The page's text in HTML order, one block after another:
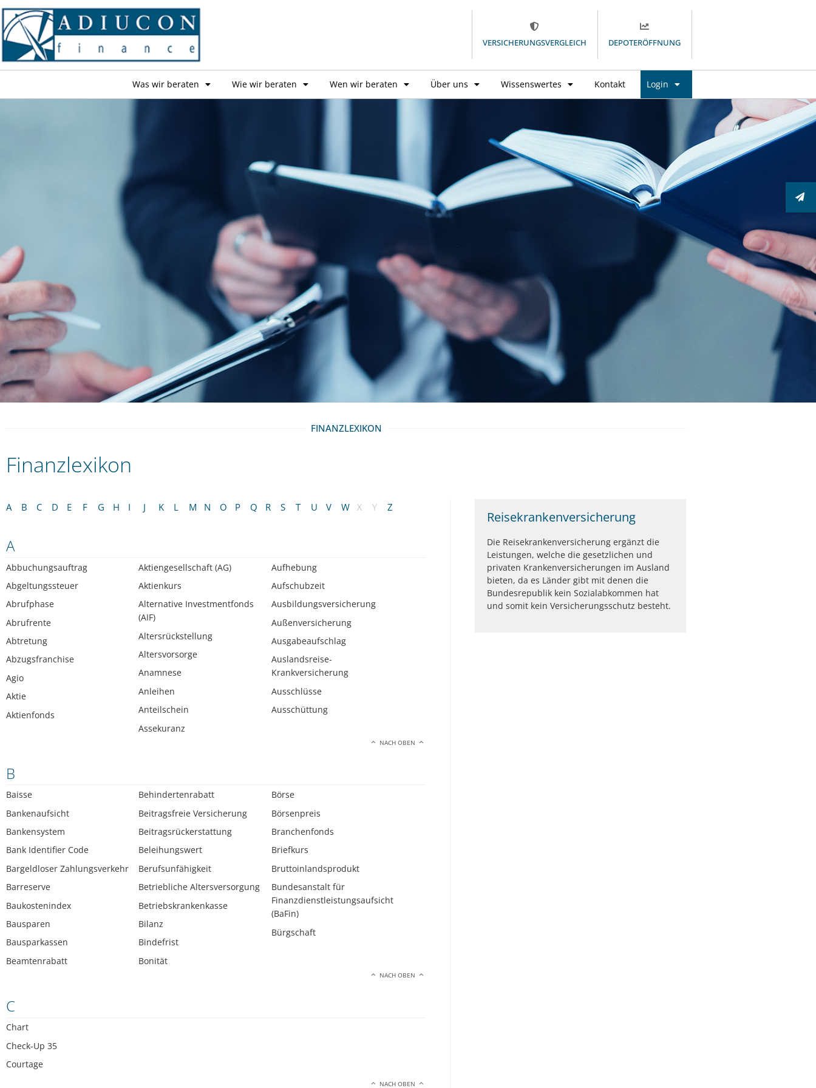
VERSICHERUNGSVERGLEICH DEPOTERÖFFNUNG
Was wir beraten Wie wir beraten Wen wir beraten Über uns Wissenswertes Kontakt Login
FINANZLEXIKON
Finanzlexikon
A B C D E F G H I J K L M N O P Q R S T U V W X Y Z
A
Abbuchungsauftrag
Abgeltungssteuer
Abrufphase
Abrufrente
Abtretung
Abzugsfranchise
Agio
Aktie
Aktienfonds
Aktiengesellschaft (AG)
Aktienkurs
Alternative Investmentfonds
(AIF)
Altersrückstellung
Altersvorsorge
Anamnese
Anleihen
Anteilschein
Assekuranz
Aufhebung
Aufschubzeit
Ausbildungsversicherung
Außenversicherung
Ausgabeaufschlag
Auslandsreise-
Krankversicherung
Ausschlüsse
Ausschüttung
NACH OBEN
B
Baisse
Bankenaufsicht
Bankensystem
Bank Identifier Code
Bargeldloser Zahlungsverkehr
Barreserve
Baukostenindex
Bausparen
Bausparkassen
Beamtenrabatt
Behindertenrabatt
Beitragsfreie Versicherung
Beitragsrückerstattung
Beleihungswert
Berufsunfähigkeit
Betriebliche Altersversorgung
Betriebskrankenkasse
Bilanz
Bindefrist
Bonität
Börse
Börsenpreis
Branchenfonds
Briefkurs
Bruttoinlandsprodukt
Bundesanstalt für
Finanzdienstleistungsaufsicht
(BaFin)
Bürgschaft
NACH OBEN
C
Chart
Check-Up 35
Courtage
NACH OBEN
Reisekrankenversicherung
Die Reisekrankenversicherung ergänzt die
Leistungen, welche die gesetzlichen und
privaten Krankenversicherungen im Ausland
bieten, da es Länder gibt mit denen die
Bundesrepublik kein Sozialabkommen hat
und somit kein Versicherungsschutz besteht.